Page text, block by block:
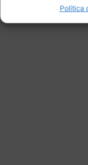
Política